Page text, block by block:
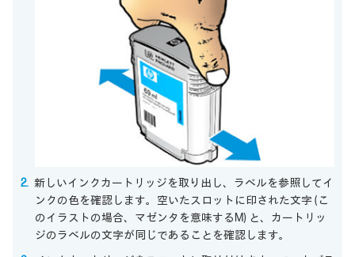
新しいインクカートリッジを取り出し、ラベルを参照してイ
ンクの色を確認します。空いたスロットに印された文字 (こ
のイラストの場合、マゼンタを意味するM) と、カートリッ
ジのラベルの文字が同じであることを確認します。